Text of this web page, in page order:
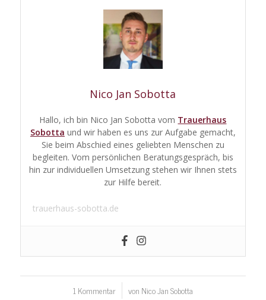
Nico Jan Sobotta
Hallo, ich bin Nico Jan Sobotta vom Trauerhaus
Sobotta und wir haben es uns zur Aufgabe gemacht,
Sie beim Abschied eines geliebten Menschen zu
begleiten. Vom persönlichen Beratungsgespräch, bis
hin zur individuellen Umsetzung stehen wir Ihnen stets
zur Hilfe bereit.
trauerhaus-sobotta.de
1 Kommentar
/ von Nico Jan Sobotta